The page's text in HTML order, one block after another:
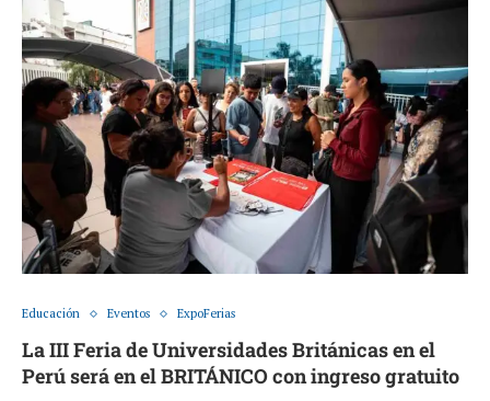
Educación Eventos ExpoFerias
La III Feria de Universidades Británicas en el
Perú será en el BRITÁNICO con ingreso gratuito